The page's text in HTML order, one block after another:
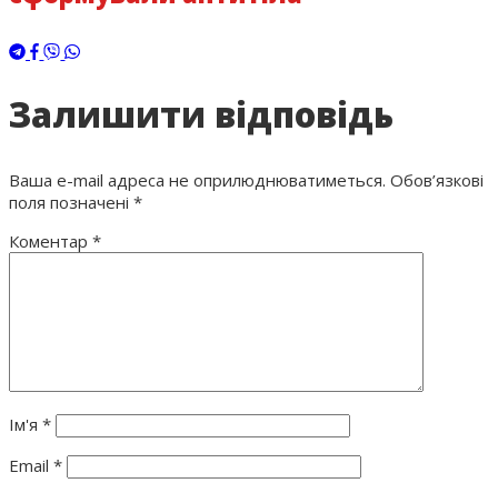
Залишити відповідь
Ваша e-mail адреса не оприлюднюватиметься. Обов’язкові
поля позначені *
Коментар *
Ім'я *
Email *